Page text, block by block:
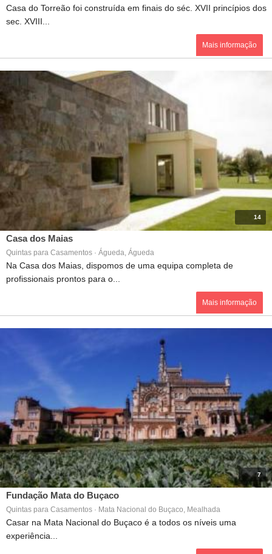
Casa do Torreão foi construída em finais do séc. XVII princípios dos
sec. XVIII...
Mais informação
14
Casa dos Maias
Quintas para Casamentos · Águeda, Águeda
Na Casa dos Maias, dispomos de uma equipa completa de
profissionais prontos para o...
Mais informação
7
Fundação Mata do Buçaco
Quintas para Casamentos · Mata Nacional do Buçaco, Mealhada
Casar na Mata Nacional do Buçaco é a todos os níveis uma
experiência...